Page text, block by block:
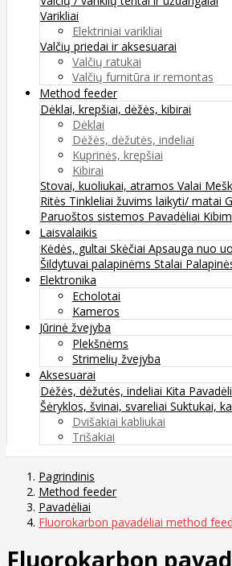
Varikliai
Elektriniai varikliai
Valčių priedai ir aksesuarai
Valčių ratukai
Valčių furnitūra ir remontas
Method feeder
Dėklai, krepšiai, dėžės, kibirai
Dėklai
Dėžės, dėžutės, indeliai
Kuprinės, krepšiai
Kibirai
Stovai, kuoliukai, atramos Valai
Ritės Tinkleliai žuvims laikyti/ matai
Paruoštos sistemos Pavadėliai
Laisvalaikis
Kėdės, gultai Skėčiai Apsauga nuo
Šildytuvai palapinėms Stalai
Elektronika
Echolotai
Kameros
Jūrinė žvejyba
Plekšnėms
Strimelių žvejyba
Aksesuarai
Dėžės, dėžutės, indeliai Kita
Šėryklos, švinai, svareliai Suktukai,
Dvišakiai kabliukai
Trišakiai
Pagrindinis
Method feeder
Pavadėliai
Fluorokarbon pavadėliai method